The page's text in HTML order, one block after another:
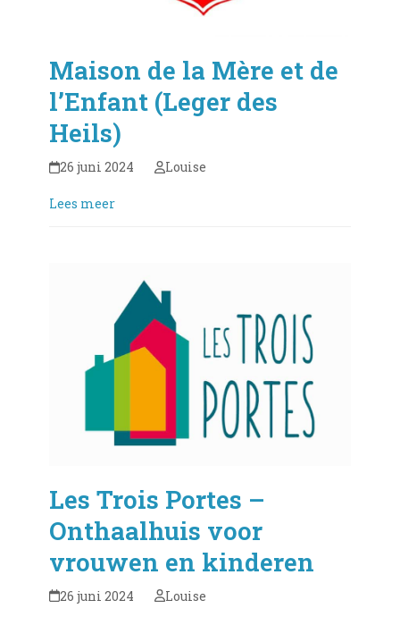
Maison de la Mère et de
l’Enfant (Leger des
Heils)
26 juni 2024 Louise
Lees meer
Les Trois Portes –
Onthaalhuis voor
vrouwen en kinderen
26 juni 2024 Louise